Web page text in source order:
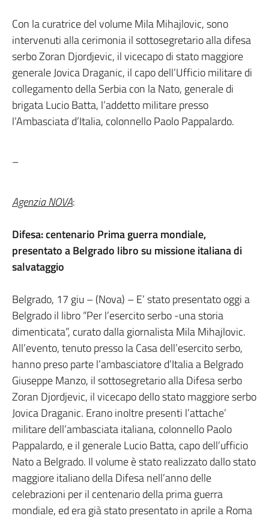
Con la curatrice del volume Mila Mihajlovic, sono
intervenuti alla cerimonia il sottosegretario alla difesa
serbo Zoran Djordjevic, il vicecapo di stato maggiore
generale Jovica Draganic, il capo dell’Ufficio militare di
collegamento della Serbia con la Nato, generale di
brigata Lucio Batta, l’addetto militare presso
l’Ambasciata d’Italia, colonnello Paolo Pappalardo.
–
Agenzia NOVA:
Difesa: centenario Prima guerra mondiale,
presentato a Belgrado libro su missione italiana di
salvataggio
Belgrado, 17 giu – (Nova) – E’ stato presentato oggi a
Belgrado il libro “Per l’esercito serbo -una storia
dimenticata”, curato dalla giornalista Mila Mihajlovic.
All’evento, tenuto presso la Casa dell’esercito serbo,
hanno preso parte l’ambasciatore d’Italia a Belgrado
Giuseppe Manzo, il sottosegretario alla Difesa serbo
Zoran Djordjevic, il vicecapo dello stato maggiore serbo
Jovica Draganic. Erano inoltre presenti l’attache’
militare dell’ambasciata italiana, colonnello Paolo
Pappalardo, e il generale Lucio Batta, capo dell’ufficio
Nato a Belgrado. Il volume è stato realizzato dallo stato
maggiore italiano della Difesa nell’anno delle
celebrazioni per il centenario della prima guerra
mondiale, ed era già stato presentato in aprile a Roma